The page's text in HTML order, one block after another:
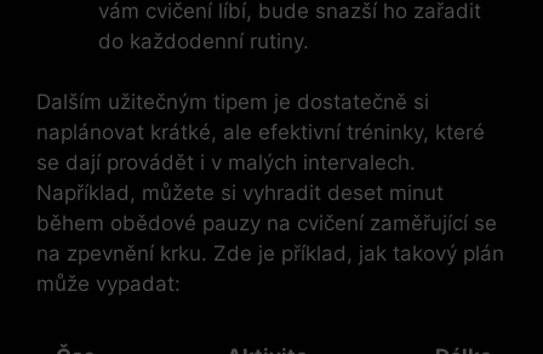
vám cvičení líbí, bude snazší ho zařadit
do každodenní rutiny.
Dalším užitečným tipem je dostatečně si
naplánovat krátké, ale efektivní tréninky, které
se dají provádět i v malých intervalech.
Například, můžete si vyhradit deset minut
během obědové pauzy na cvičení zaměřující se
na zpevnění krku. Zde je příklad, jak takový plán
může vypadat: